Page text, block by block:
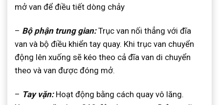
mở van để điều tiết dòng chảy
– Bộ phận trung gian:Trục van nối thẳng với đĩa
van và bộ điều khiển tay quay. Khi trục van chuyển
động lên xuống sẽ kéo theo cả đĩa van di chuyển
theo và van được đóng mở.
– Tay vặn:Hoạt động bằng cách quay vô lăng.